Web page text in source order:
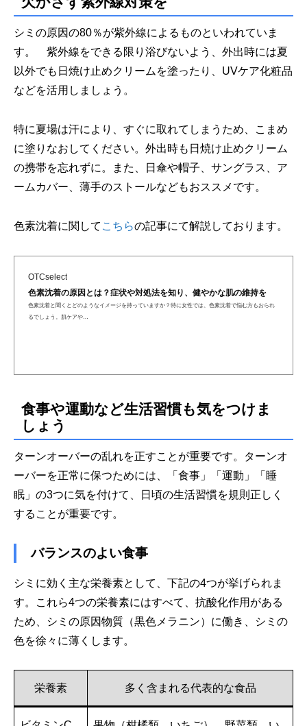
シミの原因の80％が紫外線によるものといわれていま
す。 紫外線をできる限り浴びないよう、外出時には夏
以外でも日焼け止めクリームを塗ったり、UVケア化粧品
などを活用しましょう。
特に夏場は汗により、すぐに取れてしまうため、こまめ
に塗りなおしてください。外出時も日焼け止めクリーム
の携帯を忘れずに。また、日傘や帽子、サングラス、ア
ームカバー、薄手のストールなどもおススメです。
色素沈着に関して こちらの記事にて解説しております。
OTCselect
色素沈着の原因とは？症状や対処法を知り、健やかな肌の維持を
色素沈着と聞くとどのようなイメージを持っていますか？特に女性では、色素沈着で悩む方もおられ
るでしょう。肌ケアや…
食事や運動など生活習慣も気をつけま
しょう
ターンオーバーの乱れを正すことが重要です。ターンオ
ーバーを正常に保つためには、「食事」「運動」「睡
眠」の3つに気を付けて、日頃の生活習慣を規則正しく
することが重要です。
バランスのよい食事
シミに効く主な栄養素として、下記の4つが挙げられま
す。これら4つの栄養素にはすべて、抗酸化作用がある
ため、シミの原因物質（黒色メラニン）に働き、シミの
色を徐々に薄くします。
栄養素 多く含まれる代表的な食品